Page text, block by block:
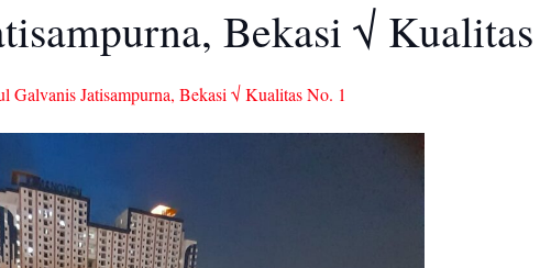
Bekasi √
Galvanis Jatisampurna, Bekasi √ Kualitas No. 1